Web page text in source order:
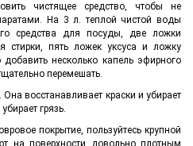
чистящее средство, чтобы не
На 3 л. теплой чистой воды
средства для посуды, две ложки
стирки, пять ложек уксуса и ложку
несколько капель эфирного
перемешать.
восстанавливает краски и убирает
грязь.
покрытие, пользуйтесь крупной
на поверхности довольно плотным